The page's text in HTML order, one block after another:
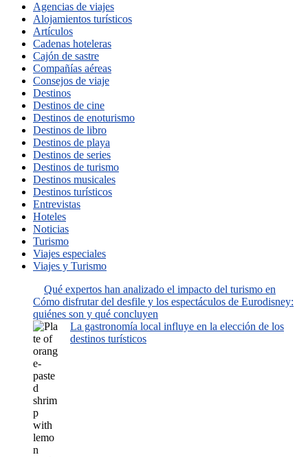
Agencias de viajes
Alojamientos turísticos
Artículos
Cadenas hoteleras
Cajón de sastre
Compañías aéreas
Consejos de viaje
Destinos
Destinos de cine
Destinos de enoturismo
Destinos de libro
Destinos de playa
Destinos de series
Destinos de turismo
Destinos musicales
Destinos turísticos
Entrevistas
Hoteles
Noticias
Turismo
Viajes especiales
Viajes y Turismo
Qué expertos han analizado el impacto del turismo en
Cómo disfrutar del desfile y los espectáculos de Eurodisney:
quiénes son y qué concluyen
La gastronomía local influye en la elección de los
destinos turísticos